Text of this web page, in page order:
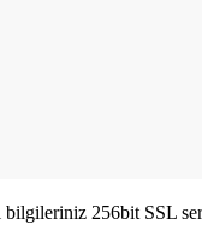
bilgileriniz 256bit SSL